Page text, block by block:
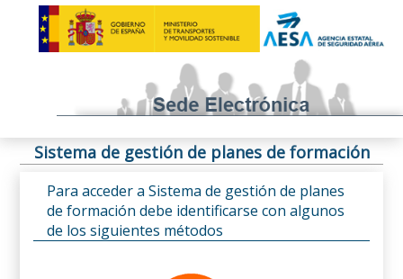
Sistema de gestión de planes de formación
Para acceder a Sistema de gestión de planes
de formación debe identificarse con algunos
de los siguientes métodos